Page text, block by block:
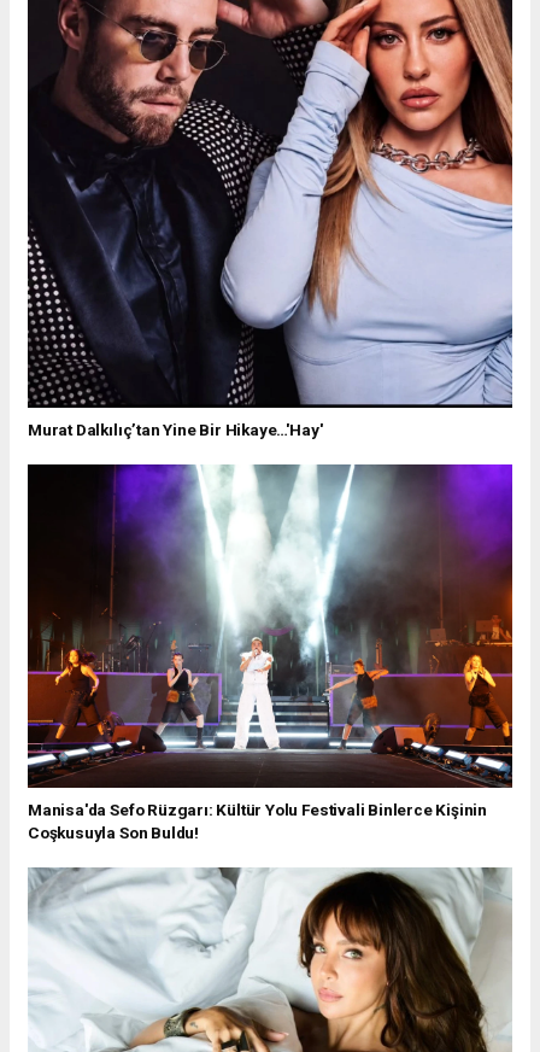
Murat Dalkılıç’tan Yine Bir Hikaye…'Hay'
Manisa'da Sefo Rüzgarı: Kültür Yolu Festivali Binlerce Kişinin
Coşkusuyla Son Buldu!